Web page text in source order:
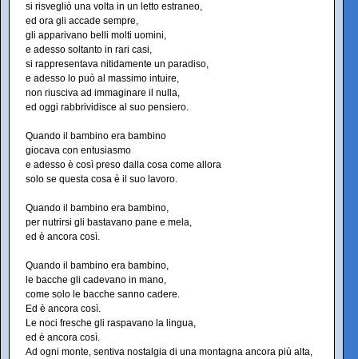
si risvegliò una volta in un letto estraneo,
ed ora gli accade sempre,
gli apparivano belli molti uomini,
e adesso soltanto in rari casi,
si rappresentava nitidamente un paradiso,
e adesso lo può al massimo intuire,
non riusciva ad immaginare il nulla,
ed oggi rabbrividisce al suo pensiero.
Quando il bambino era bambino
giocava con entusiasmo
e adesso è così preso dalla cosa come allora
solo se questa cosa è il suo lavoro.
Quando il bambino era bambino,
per nutrirsi gli bastavano pane e mela,
ed è ancora così.
Quando il bambino era bambino,
le bacche gli cadevano in mano,
come solo le bacche sanno cadere.
Ed è ancora così.
Le noci fresche gli raspavano la lingua,
ed è ancora così.
Ad ogni monte, sentiva nostalgia di una montagna ancora più alta,